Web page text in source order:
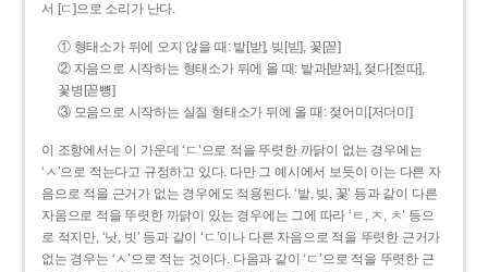
서 [ㄷ]으로 소리가 난다.
① 형태소가 뒤에 오지 않을 때: 밭[받], 빚[빋], 꽃[꼳]
② 자음으로 시작하는 형태소가 뒤에 올 때: 밭과[받꽈], 젖다[젇따],
꽃병[꼳뼝]
③ 모음으로 시작하는 실질 형태소가 뒤에 올 때: 젖어미[저더미]
이 조항에서는 이 가운데 ‘ㄷ’으로 적을 뚜렷한 까닭이 없는 경우에는
‘ㅅ’으로 적는다고 규정하고 있다. 다만 그 예시에서 보듯이 이는 다른 자
음으로 적을 근거가 없는 경우에도 적용된다. ‘밭, 빚, 꽃’ 등과 같이 다른
자음으로 적을 뚜렷한 까닭이 있는 경우에는 그에 따라 ‘ㅌ, ㅈ, ㅊ’ 등으
로 적지만, ‘낫, 빗’ 등과 같이 ‘ㄷ’이나 다른 자음으로 적을 뚜렷한 근거가
없는 경우는 ‘ㅅ’으로 적는 것이다. 다음과 같이 ‘ㄷ’으로 적을 뚜렷한 근